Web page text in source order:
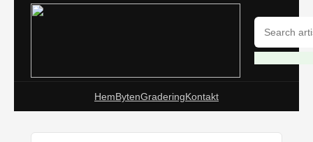
HemBytenGraderingKontakt